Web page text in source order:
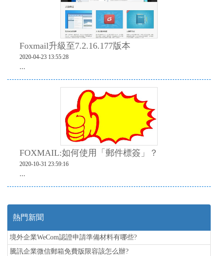
Foxmail升級至7.2.16.177版本
2020-04-23 13:55:28
...
FOXMAIL:如何使用「郵件標簽」？
2020-10-31 23:59:16
...
熱門新聞
境外企業WeCom認證申請準備材料有哪些?
騰訊企業微信郵箱免費版限容該怎么辦?